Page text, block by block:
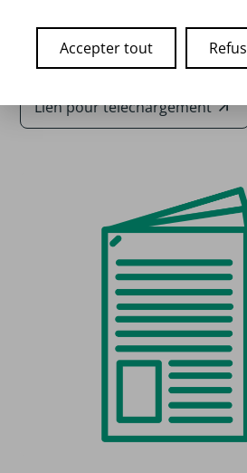
Lien pour téléchargement
Accepter tout